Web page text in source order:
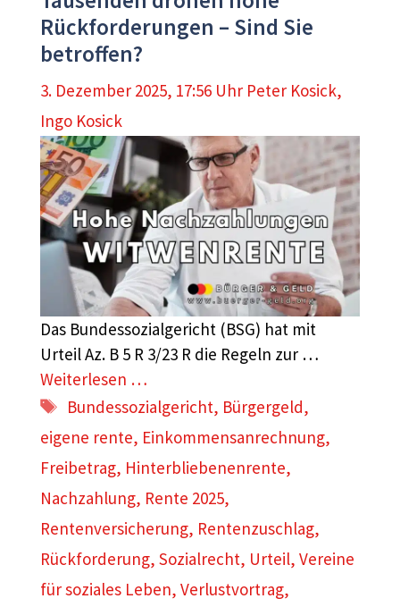
Rückforderungen – Sind Sie
betroffen?
3. Dezember 2025, 17:56 Uhr Peter Kosick,
Ingo Kosick
Das Bundessozialgericht (BSG) hat mit
Urteil Az. B 5 R 3/23 R die Regeln zur …
Weiterlesen …
Schlagwörter
Bundessozialgericht, Bürgergeld,
eigene rente, Einkommensanrechnung,
Freibetrag, Hinterbliebenenrente,
Nachzahlung, Rente 2025,
Rentenversicherung, Rentenzuschlag,
Rückforderung, Sozialrecht, Urteil, Vereine
für soziales Leben, Verlustvortrag,